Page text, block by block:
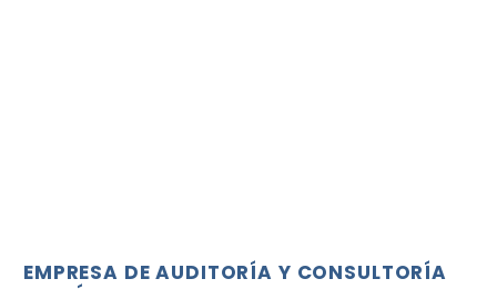
EMPRESA DE AUDITORÍA Y CONSULTORÍA